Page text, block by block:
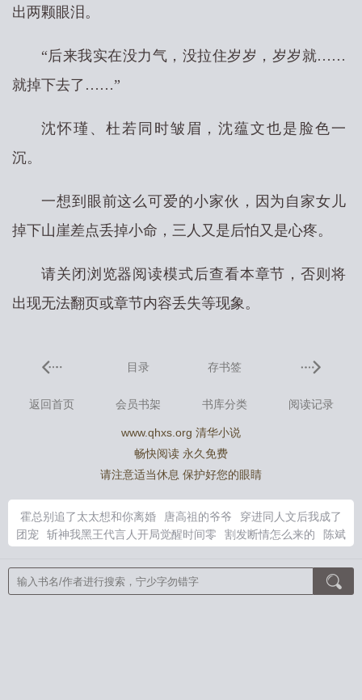
出两颗眼泪。
“后来我实在没力气，没拉住岁岁，岁岁就……
就掉下去了……”
沈怀瑾、杜若同时皱眉，沈蕴文也是脸色一
沉。
一想到眼前这么可爱的小家伙，因为自家女儿
掉下山崖差点丢掉小命，三人又是后怕又是心疼。
请关闭浏览器阅读模式后查看本章节，否则将
出现无法翻页或章节内容丢失等现象。
目录 存书签
返回首页 会员书架 书库分类 阅读记录
www.qhxs.org 清华小说
畅快阅读 永久免费
请注意适当休息 保护好您的眼睛
霍总别追了太太想和你离婚 唐高祖的爷爷
穿进同人文后我成了
团宠
斩神我黑王代言人开局觉醒时间零 割发断情怎么来的
陈斌
给力全文免费阅读别追了霍总
霍总太太被豪门争抢了免费阅读
唐高祖是谁
割头发 唐高祖子女 割发断情诗句
我的钓鱼世界